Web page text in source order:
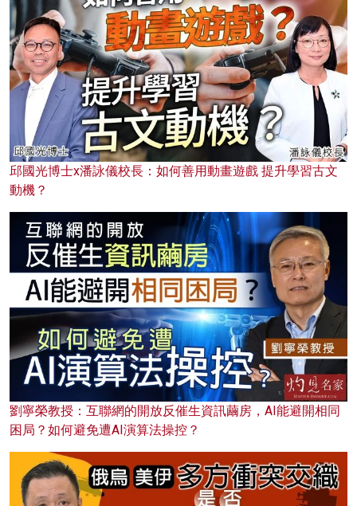
邱國光博士x潘詠儀校長：如何善用動畫遊戲 提升學習古文
動機？
劉寧榮教授：互聯網的開放反催生資訊繭房，AI能避開相同
困局？如何避免遭AI演算法操控？